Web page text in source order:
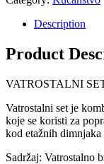
Description
Product
VATROSTALNI
Vatrostalni set je
koje se koristi za
kod etažnih dimnjaka
Sadržaj: Vatrostalno